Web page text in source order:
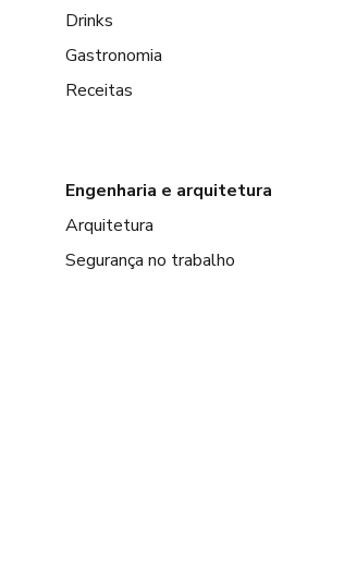
Drinks
Gastronomia
Receitas
Engenharia e arquitetura
Arquitetura
Segurança no trabalho